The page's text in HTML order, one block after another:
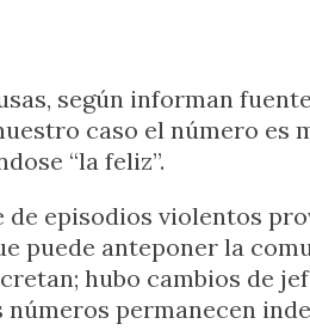
según informan
caso el número
“la feliz”.
episodios violentos
puede anteponer la
hubo cambios de
permanecen